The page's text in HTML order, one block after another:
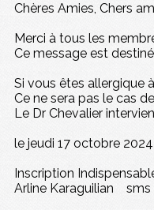
Chères Amies, Chers
Merci à tous les
Ce message est
Si vous êtes allergique
Ce ne sera pas le cas
Le Dr Chevalier
le jeudi 17 octobre
Inscription
Arline Karaguilian sms